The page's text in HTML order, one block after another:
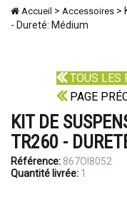
Accueil > Accessoires >
- Dureté: Médium
TOUS LES
PAGE
KIT DE
TR260 -
Référence: 867OI8052
Quantité livrée: 1